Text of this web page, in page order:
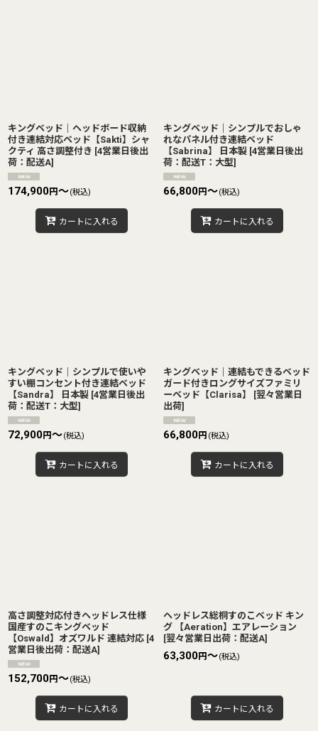
キングベッド｜ヘッドボード収納
付き連結対応ベッド【Sakti】シャ
クティ 高さ調整付き [4営業日後出
荷：配送A]
174,900円～(税込)
カートに入れる
キングベッド｜シンプルでおしゃ
れなパネル付き連結ベッド
【Sabrina】 日本製 [4営業日後出
荷：配送T：大型]
66,800円～(税込)
カートに入れる
キングベッド｜シンプルで使いや
すい棚コンセント付き連結ベッド
【Sandra】 日本製 [4営業日後出
荷：配送T：大型]
72,900円～(税込)
カートに入れる
キングベッド｜連結もできるベッド
ガード付きロングサイズファミリ
ーベッド【Clarisa】
[翌々営業日
出荷]
66,800円 (税込)
カートに入れる
高さ調整対応付きヘッドレス仕様
国産すのこキングベッド
【Oswald】オズワルド 連結対応 [4
営業日後出荷：配送A]
152,700円～(税込)
カートに入れる
ヘッドレス総桐すのこベッド キン
グ 【Aeration】エアレーション
[翌々営業日出荷：配送A]
63,300円～(税込)
カートに入れる